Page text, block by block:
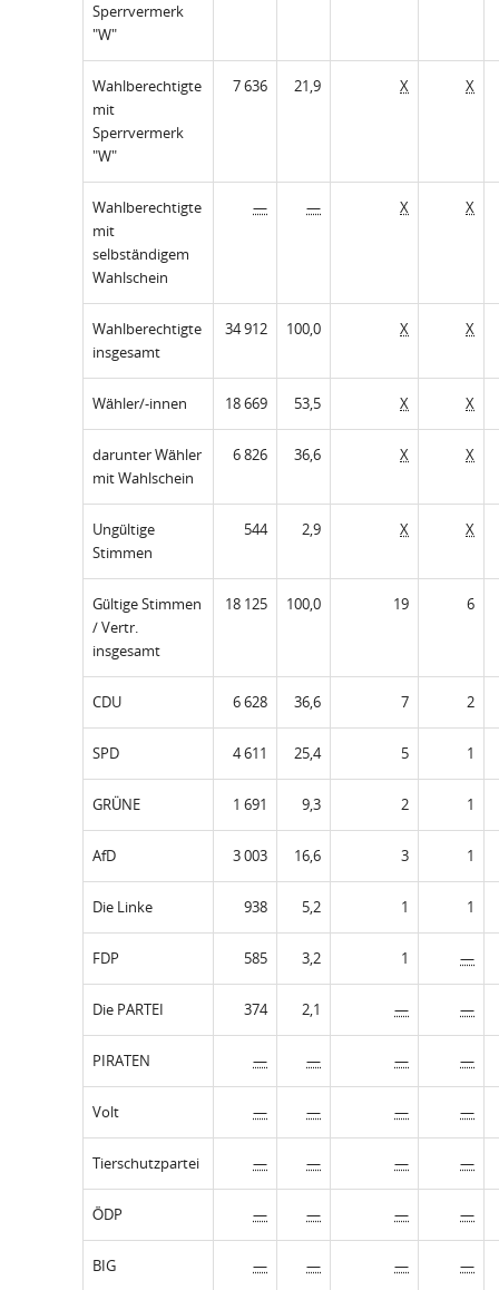
Sperrvermerk
"W"
Wahlberechtigte
mit
Sperrvermerk
"W"
7 636 21,9 X X
Wahlberechtigte
mit
selbständigem
Wahlschein
— — X X
Wahlberechtigte
insgesamt
34 912 100,0 X X
Wähler/-innen 18 669 53,5 X X
darunter Wähler
mit Wahlschein
6 826 36,6 X X
Ungültige
Stimmen
544 2,9 X X
Gültige Stimmen
/ Vertr.
insgesamt
18 125 100,0 19 6
CDU 6 628 36,6 7 2
SPD 4 611 25,4 5 1
GRÜNE 1 691 9,3 2 1
AfD 3 003 16,6 3 1
Die Linke 938 5,2 1 1
FDP 585 3,2 1 —
Die PARTEI 374 2,1 — —
PIRATEN — — — —
Volt — — — —
Tierschutzpartei — — — —
ÖDP — — — —
BIG — — — —